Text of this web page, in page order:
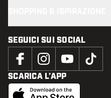
SEGUICI SUI SOCIAL
SCARICA L’APP